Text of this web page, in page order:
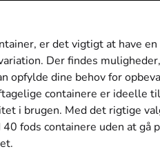
er det vigtigt at have
Der findes
opfylde dine behov for
containere er ideelle
i brugen. Med det rigtige
fods containere uden at gå